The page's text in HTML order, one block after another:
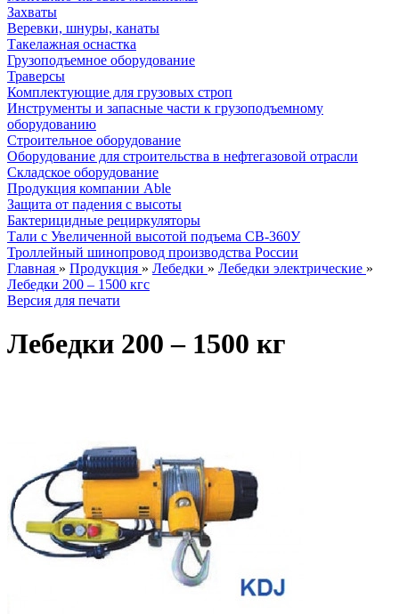
Захваты
Веревки, шнуры, канаты
Такелажная оснастка
Грузоподъемное оборудование
Траверсы
Комплектующие для грузовых строп
Инструменты и запасные части к грузоподъемному
оборудованию
Строительное оборудование
Оборудование для строительства в нефтегазовой отрасли
Складское оборудование
Продукция компании Able
Защита от падения с высоты
Бактерицидные рециркуляторы
Тали с Увеличенной высотой подъема СВ-360У
Троллейный шинопровод производства России
Главная » Продукция » Лебедки » Лебедки электрические »
Лебедки 200 – 1500 кгс
Версия для печати
Лебедки 200 – 1500 кг